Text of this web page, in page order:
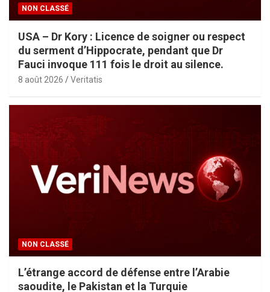
NON CLASSÉ
USA – Dr Kory : Licence de soigner ou respect
du serment d’Hippocrate, pendant que Dr
Fauci invoque 111 fois le droit au silence.
8 août 2026 Veritatis
NON CLASSÉ
L’étrange accord de défense entre l’Arabie
saoudite, le Pakistan et la Turquie